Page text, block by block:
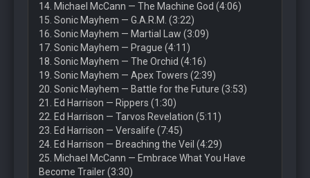
14. Michael McCann — The Machine God (4:06)
15. Sonic Mayhem — G.A.R.M. (3:22)
16. Sonic Mayhem — Martial Law (3:09)
17. Sonic Mayhem — Prague (4:11)
18. Sonic Mayhem — The Orchid (4:16)
19. Sonic Mayhem — Apex Towers (2:39)
20. Sonic Mayhem — Battle for the Future (3:53)
21. Ed Harrison — Rippers (1:30)
22. Ed Harrison — Tarvos Revelation (5:11)
23. Ed Harrison — Versalife (7:45)
24. Ed Harrison — Breaching the Veil (4:29)
25. Michael McCann — Embrace What You Have
Become Trailer (3:30)